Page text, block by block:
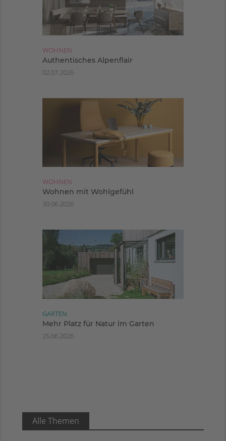
WOHNEN
Authentisches Alpenflair
02.07.2026
WOHNEN
Wohnen mit Wohlgefühl
30.06.2026
GARTEN
Mehr Platz für Natur im Garten
25.06.2026
Alle Themen